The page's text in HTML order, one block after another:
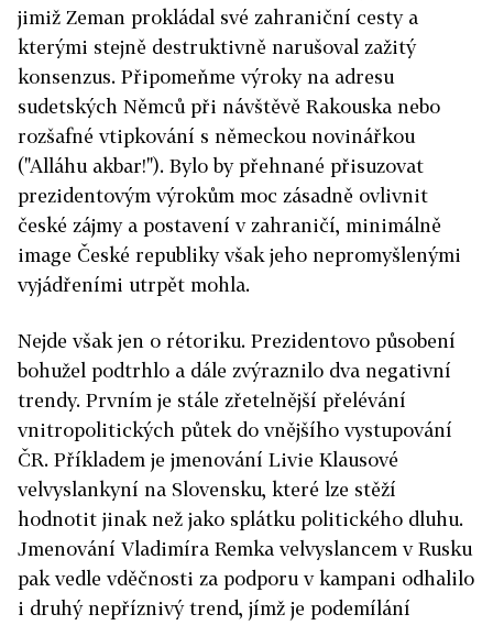
jimiž Zeman prokládal své zahraniční cesty a
kterými stejně destruktivně narušoval zažitý
konsenzus. Připomeňme výroky na adresu
sudetských Němců při návštěvě Rakouska nebo
rozšafné vtipkování s německou novinářkou
("Alláhu akbar!"). Bylo by přehnané přisuzovat
prezidentovým výrokům moc zásadně ovlivnit
české zájmy a postavení v zahraničí, minimálně
image České republiky však jeho nepromyšlenými
vyjádřeními utrpět mohla.
Nejde však jen o rétoriku. Prezidentovo působení
bohužel podtrhlo a dále zvýraznilo dva negativní
trendy. Prvním je stále zřetelnější přelévání
vnitropolitických půtek do vnějšího vystupování
ČR. Příkladem je jmenování Livie Klausové
velvyslankyní na Slovensku, které lze stěží
hodnotit jinak než jako splátku politického dluhu.
Jmenování Vladimíra Remka velvyslancem v Rusku
pak vedle vděčnosti za podporu v kampani odhalilo
i druhý nepříznivý trend, jímž je podemílání